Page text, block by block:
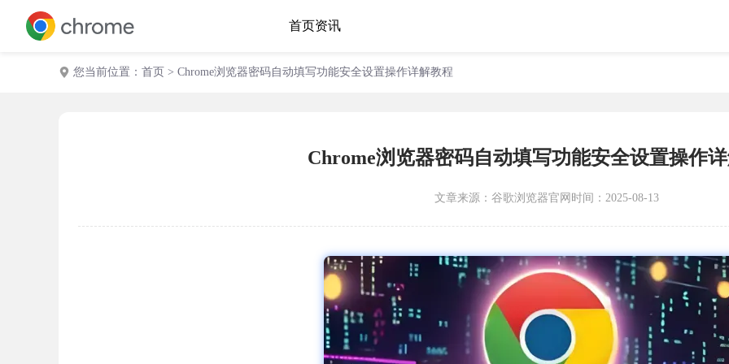
首页资讯
您当前位置： 首页 > Chrome浏览器密码自动填写功能安全设置操作详解教程
Chrome浏览器密码自动填写功能安全设置操作
文章来源： 谷歌浏览器官网 时间：2025-08-13